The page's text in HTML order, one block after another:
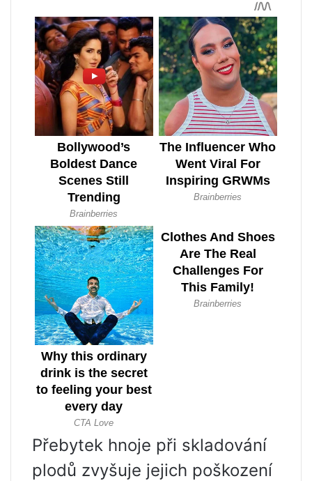
Přebytek hnoje při skladování
plodů zvyšuje jejich poškození